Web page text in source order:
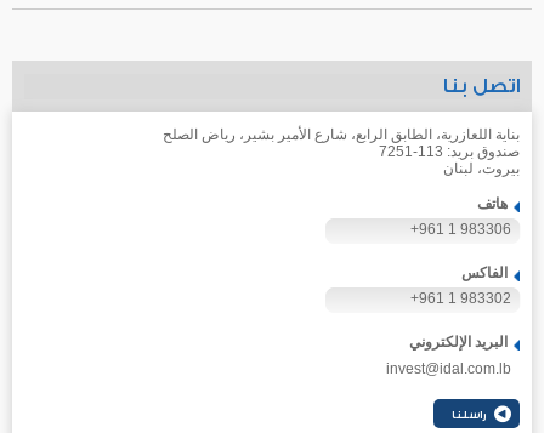
اتصل بنا
بناية اللعازرية، الطابق الرابع، شارع الأمير بشير، رياض الصلح
صندوق بريد: 113-7251
بيروت، لبنان
هاتف
+961 1 983306
الفاكس
+961 1 983302
البريد الإلكتروني
invest@idal.com.lb